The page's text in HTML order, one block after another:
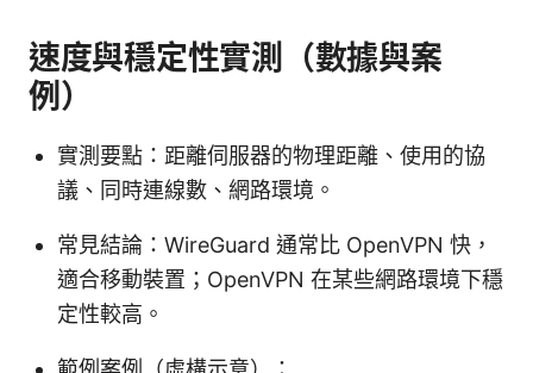
速度與穩定性實測（數據與案
例）
實測要點：距離伺服器的物理距離、使用的協
議、同時連線數、網路環境。
常見結論：WireGuard 通常比 OpenVPN 快，
適合移動裝置；OpenVPN 在某些網路環境下穩
定性較高。